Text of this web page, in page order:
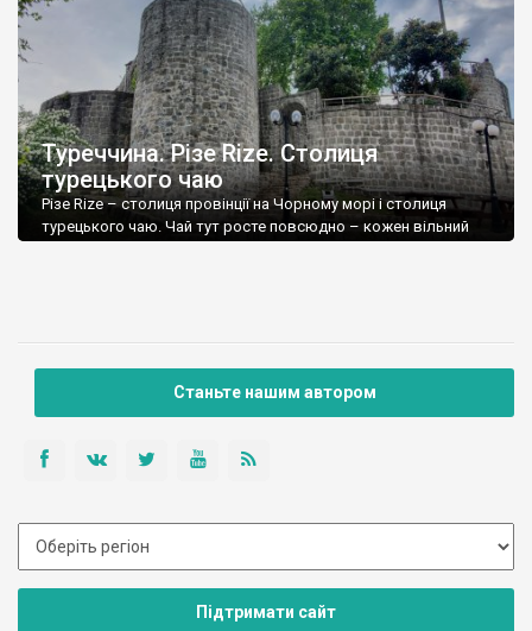
Туреччина. Різе Rize. Столиця
турецького чаю
Різе Rize – столиця провінції на Чорному морі і столиця
турецького чаю. Чай тут росте повсюдно – кожен вільний
По селах і передмістях стоять […]
Станьте нашим автором
Підтримати сайт